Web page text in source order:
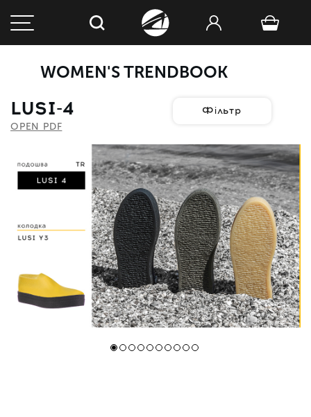
WOMEN'S TRENDBOOK
Фільтр
LUSI-4
OPEN PDF